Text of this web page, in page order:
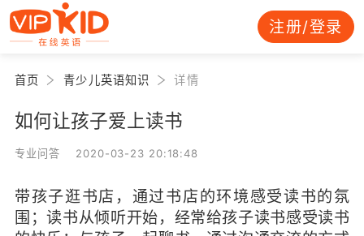
注册/登录
首页 青少儿英语知识 详情
如何让孩子爱上读书
专业问答 2020-03-23 20:18:48
带孩子逛书店，通过书店的环境感受读书的氛
围；读书从倾听开始，经常给孩子读书感受读书